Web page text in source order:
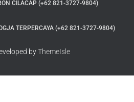
CILACAP (+62 821-3727-9804)
TERPERCAYA (+62 821-3727-9804)
byThemeIsle